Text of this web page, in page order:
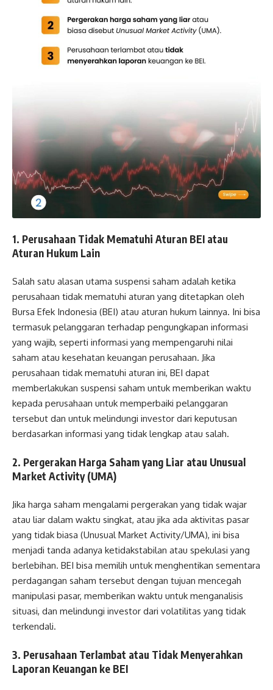
1. Perusahaan Tidak Mematuhi Aturan BEI atau
Aturan Hukum Lain
Salah satu alasan utama suspensi saham adalah ketika
perusahaan tidak mematuhi aturan yang ditetapkan oleh
Bursa Efek Indonesia (BEI) atau aturan hukum lainnya. Ini bisa
termasuk pelanggaran terhadap pengungkapan informasi
yang wajib, seperti informasi yang mempengaruhi nilai
saham atau kesehatan keuangan perusahaan. Jika
perusahaan tidak mematuhi aturan ini, BEI dapat
memberlakukan suspensi saham untuk memberikan waktu
kepada perusahaan untuk memperbaiki pelanggaran
tersebut dan untuk melindungi investor dari keputusan
berdasarkan informasi yang tidak lengkap atau salah.
2. Pergerakan Harga Saham yang Liar atau Unusual
Market Activity (UMA)
Jika harga saham mengalami pergerakan yang tidak wajar
atau liar dalam waktu singkat, atau jika ada aktivitas pasar
yang tidak biasa (Unusual Market Activity/UMA), ini bisa
menjadi tanda adanya ketidakstabilan atau spekulasi yang
berlebihan. BEI bisa memilih untuk menghentikan sementara
perdagangan saham tersebut dengan tujuan mencegah
manipulasi pasar, memberikan waktu untuk menganalisis
situasi, dan melindungi investor dari volatilitas yang tidak
terkendali.
3. Perusahaan Terlambat atau Tidak Menyerahkan
Laporan Keuangan ke BEI